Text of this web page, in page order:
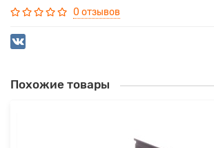
0 отзывов
Похожие товары